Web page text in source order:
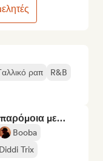
ραπ
R&B
με…
Booba
Diddi Trix